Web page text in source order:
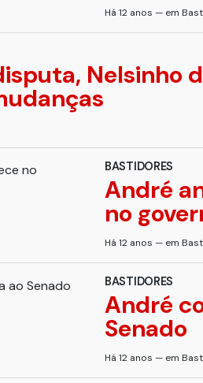
Há 12 anos — em
Nelsinho
BASTIDORES
André
no
Há 12 anos — em
BASTIDORES
André
Senado
Há 12 anos — em